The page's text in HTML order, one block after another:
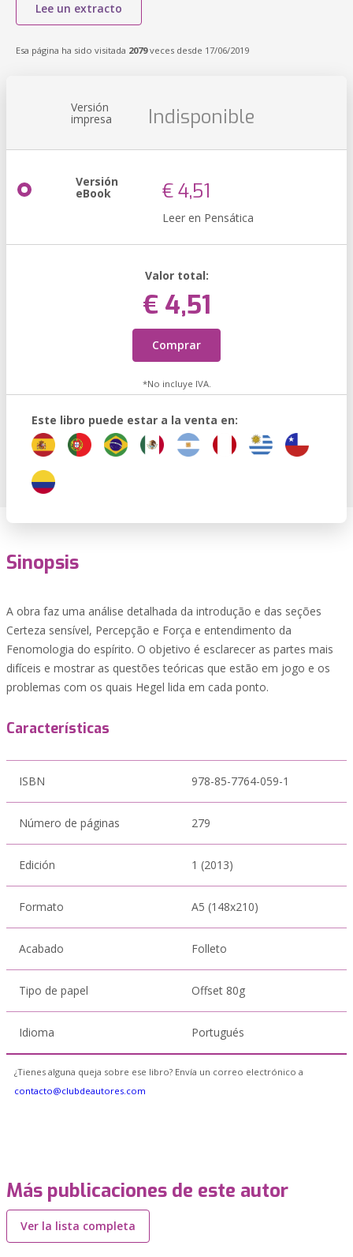
Lee un extracto
Esa página ha sido visitada 2079veces desde 17/06/2019
Versión
impresa Indisponible
Versión
eBook € 4,51
Leer en Pensática
Valor total:
€ 4,51
Comprar
*No incluye IVA.
Este libro puede estar a la venta en:
Sinopsis
A obra faz uma análise detalhada da introdução e das seções
Certeza sensível, Percepção e Força e entendimento da
Fenomologia do espírito. O objetivo é esclarecer as partes mais
difíceis e mostrar as questões teóricas que estão em jogo e os
problemas com os quais Hegel lida em cada ponto.
Características
ISBN 978-85-7764-059-1
Número de páginas 279
Edición 1 (2013)
Formato A5 (148x210)
Acabado Folleto
Tipo de papel Offset 80g
Idioma Portugués
¿Tienes alguna queja sobre ese libro? Envía un correo electrónico a
contacto@clubdeautores.com
Más publicaciones de este autor
Ver la lista completa